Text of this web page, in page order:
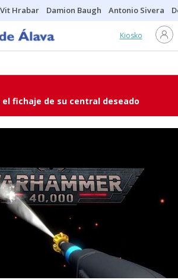
Vit Hrabar Damion Baugh Antonio Sivera
Kiosko
el fichaje de su central deseado